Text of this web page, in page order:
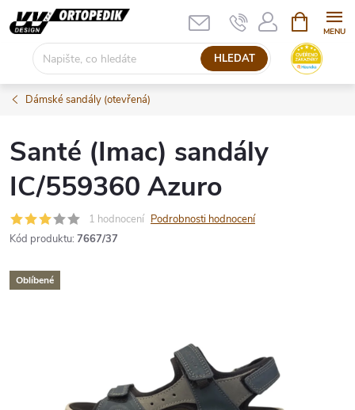
Přejít
na
HLEDAT
NÁKUPNÍ
KOŠÍK
Dámské sandály (otevřená)
Santé (Imac) sandály
IC/559360 Azuro
1 hodnocení Podrobnosti hodnocení
Kód produktu: 7667/37
Oblíbené